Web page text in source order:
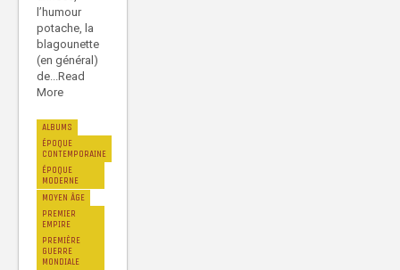
l’humour
potache, la
blagounette
(en général)
de...Read
More
ALBUMS
ÉPOQUE
CONTEMPORAINE
ÉPOQUE
MODERNE
MOYEN ÂGE
PREMIER
EMPIRE
PREMIÈRE
GUERRE
MONDIALE